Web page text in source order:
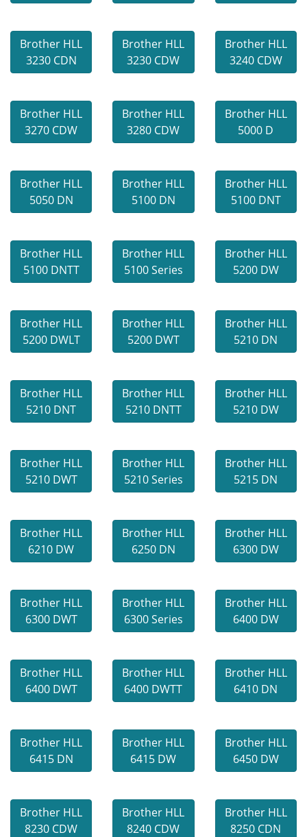
Brother HLL
3230 CDN
Brother HLL
3230 CDW
Brother HLL
3240 CDW
Brother HLL
3270 CDW
Brother HLL
3280 CDW
Brother HLL
5000 D
Brother HLL
5050 DN
Brother HLL
5100 DN
Brother HLL
5100 DNT
Brother HLL
5100 DNTT
Brother HLL
5100 Series
Brother HLL
5200 DW
Brother HLL
5200 DWLT
Brother HLL
5200 DWT
Brother HLL
5210 DN
Brother HLL
5210 DNT
Brother HLL
5210 DNTT
Brother HLL
5210 DW
Brother HLL
5210 DWT
Brother HLL
5210 Series
Brother HLL
5215 DN
Brother HLL
6210 DW
Brother HLL
6250 DN
Brother HLL
6300 DW
Brother HLL
6300 DWT
Brother HLL
6300 Series
Brother HLL
6400 DW
Brother HLL
6400 DWT
Brother HLL
6400 DWTT
Brother HLL
6410 DN
Brother HLL
6415 DN
Brother HLL
6415 DW
Brother HLL
6450 DW
Brother HLL
8230 CDW
Brother HLL
8240 CDW
Brother HLL
8250 CDN